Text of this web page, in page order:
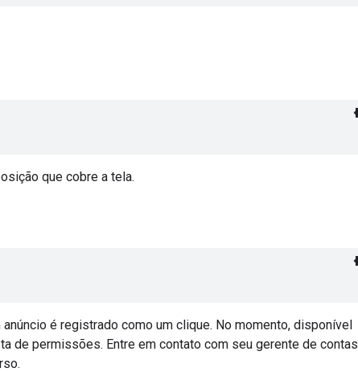
que cobre a tela.
é registrado como um clique. No momento, disponível
de permissões. Entre em contato com seu gerente de contas